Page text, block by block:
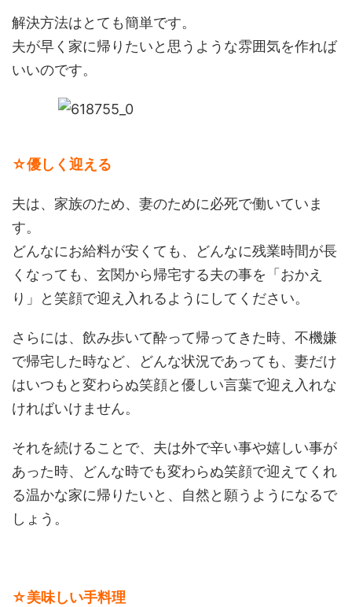
解決方法はとても簡単です。
夫が早く家に帰りたいと思うような雰囲気を作れば
いいのです。
☆優しく迎える
夫は、家族のため、妻のために必死で働いていま
す。
どんなにお給料が安くても、どんなに残業時間が長
くなっても、玄関から帰宅する夫の事を「おかえ
り」と笑顔で迎え入れるようにしてください。
さらには、飲み歩いて酔って帰ってきた時、不機嫌
で帰宅した時など、どんな状況であっても、妻だけ
はいつもと変わらぬ笑顔と優しい言葉で迎え入れな
ければいけません。
それを続けることで、夫は外で辛い事や嬉しい事が
あった時、どんな時でも変わらぬ笑顔で迎えてくれ
る温かな家に帰りたいと、自然と願うようになるで
しょう。
☆美味しい手料理